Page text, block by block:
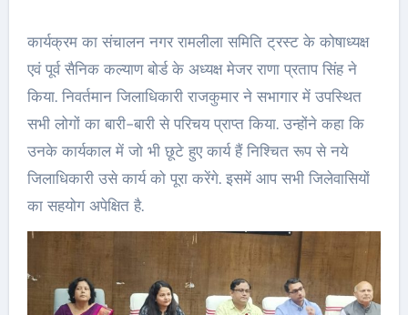
कार्यक्रम का संचालन नगर रामलीला समिति ट्रस्ट के कोषाध्यक्ष
एवं पूर्व सैनिक कल्याण बोर्ड के अध्यक्ष मेजर राणा प्रताप सिंह ने
किया. निवर्तमान जिलाधिकारी राजकुमार ने सभागार में उपस्थित
सभी लोगों का बारी-बारी से परिचय प्राप्त किया. उन्होंने कहा कि
उनके कार्यकाल में जो भी छूटे हुए कार्य हैं निश्चित रूप से नये
जिलाधिकारी उसे कार्य को पूरा करेंगे. इसमें आप सभी जिलेवासियों
का सहयोग अपेक्षित है.